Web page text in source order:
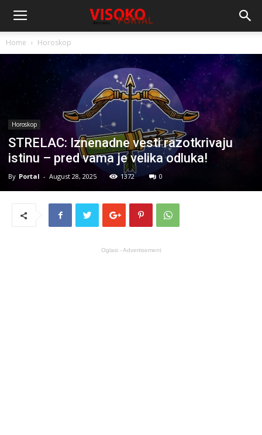
Home Horoskop
Horoskop
STRELAC: Iznenadne vesti razotkrivaju
istinu – pred vama je velika odluka!
By Portal - August 28, 2025 1372 0
Oglasi - Advertisement